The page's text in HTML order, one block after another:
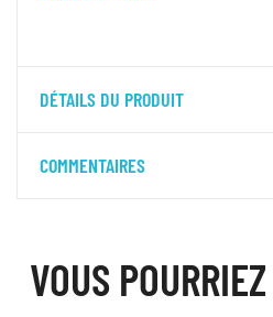
DÉTAILS DU PRODUIT
COMMENTAIRES
VOUS